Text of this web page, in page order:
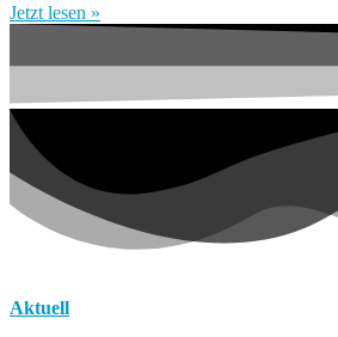
Jetzt lesen »
Aktuell